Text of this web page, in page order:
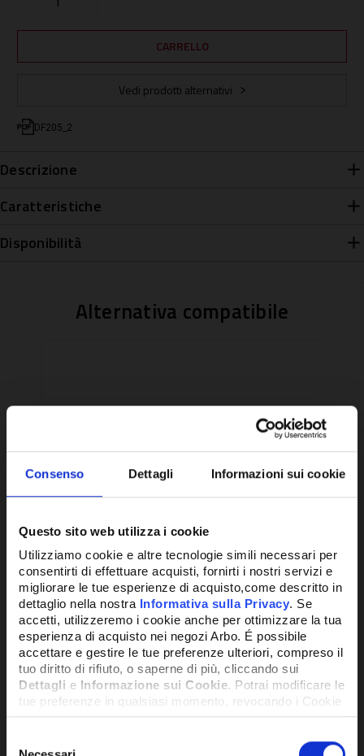
Consenso Dettagli Informazioni sui cookie
Questo sito web utilizza i cookie
Utilizziamo cookie e altre tecnologie simili necessari per
consentirti di effettuare acquisti, fornirti i nostri servizi e
migliorare le tue esperienze di acquisto,come descritto in
dettaglio nella nostra Informativa sulla Privacy. Se
accetti, utilizzeremo i cookie anche per ottimizzare la tua
esperienza di acquisto nei negozi Arbo. É possibile
accettare e gestire le tue preferenze ulteriori, compreso il
tuo diritto di rifiuto, o saperne di più, cliccando sui
Dettagli e Informazione sui Cookie. Potrai modificare le
tue preferenze in qualsiasi momento, revocando i Cookie
precedentemente autorizzati, direttamente dalle
Vedi prodotti alternativi
DF205_2
Descrizione
Caratteristiche
Disponibilità
Alternativa compatibile
FILTRO DEIDRATORE CARTUCCIA
SOLIDA DA 1/4 FILETTATO
15,45€+ IVA